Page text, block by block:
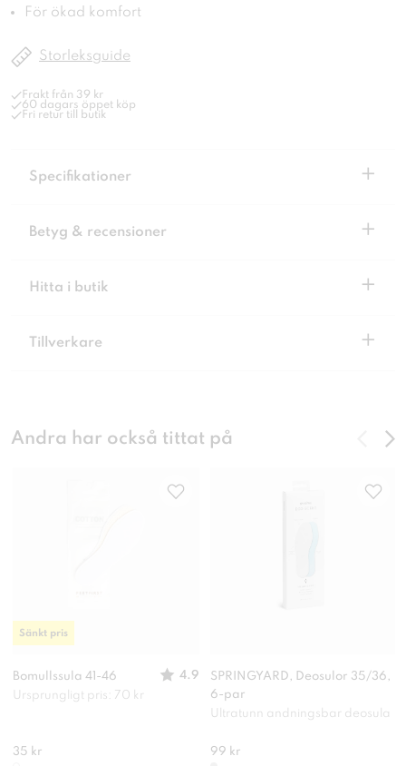
För ökad komfort
Storleksguide
Frakt från 39 kr
60 dagars öppet köp
Fri retur till butik
Specifikationer +
Betyg & recensioner +
Hitta i butik +
Tillverkare +
Andra har också tittat på
Bomullssula 41-46
4.9
Ursprungligt pris: 70 kr
35 kr
Sänkt pris
SPRINGYARD, Deosulor 35/36,
6-par
Ultratunn andningsbar deosula
99 kr